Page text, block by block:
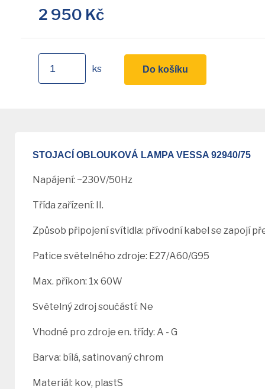
2 950 Kč
ks Do košíku
STOJACÍ OBLOUKOVÁ LAMPA VESSA 92940/75
Napájení: ~230V/50Hz
Třída zařízení: II.
Způsob připojení svítidla: přívodní kabel se zapojí
Patice světelného zdroje: E27/A60/G95
Max. příkon: 1x 60W
Světelný zdroj součástí: Ne
Vhodné pro zdroje en. třídy: A - G
Barva: bílá, satinovaný chrom
Materiál: kov, plastS